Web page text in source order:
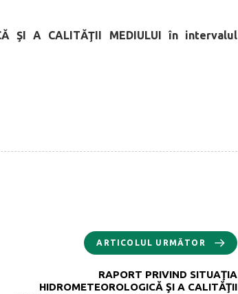
ŞI A CALITĂŢII MEDIULUI în intervalul
ARTICOLUL URMĂTOR
RAPORT PRIVIND SITUAŢIA
HIDROMETEOROLOGICĂ ŞI A CALITĂŢII